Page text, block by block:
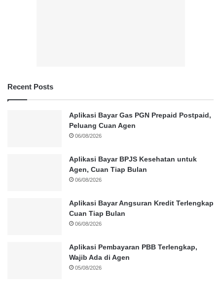
Recent Posts
Aplikasi Bayar Gas PGN Prepaid Postpaid,
Peluang Cuan Agen
06/08/2026
Aplikasi Bayar BPJS Kesehatan untuk
Agen, Cuan Tiap Bulan
06/08/2026
Aplikasi Bayar Angsuran Kredit Terlengkap
Cuan Tiap Bulan
06/08/2026
Aplikasi Pembayaran PBB Terlengkap,
Wajib Ada di Agen
05/08/2026